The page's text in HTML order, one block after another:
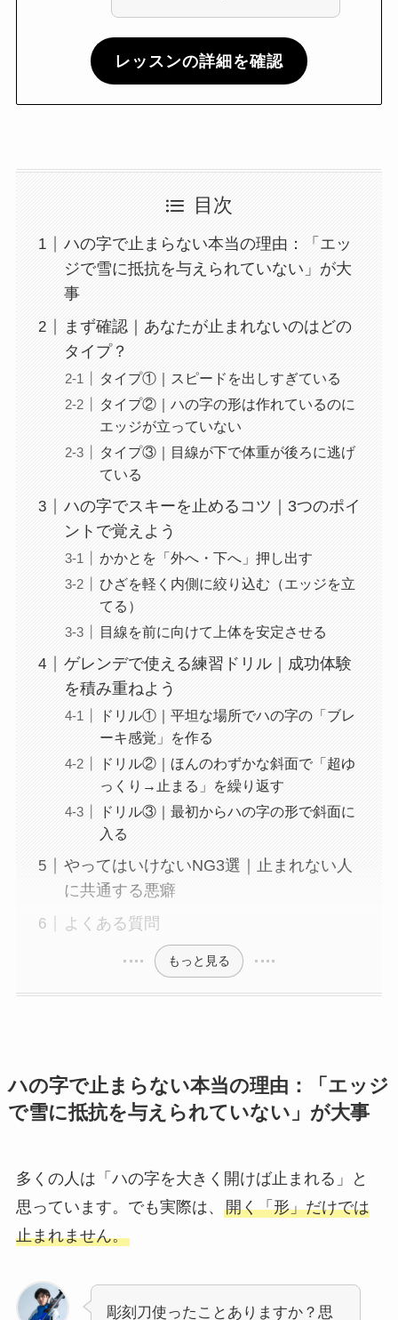
レッスンの詳細を確認
目次
ハの字で止まらない本当の理由：「エッ
ジで雪に抵抗を与えられていない」が大
事
まず確認｜あなたが止まれないのはどの
タイプ？
タイプ①｜スピードを出しすぎている
タイプ②｜ハの字の形は作れているのに
エッジが立っていない
タイプ③｜目線が下で体重が後ろに逃げ
ている
ハの字でスキーを止めるコツ｜3つのポイ
ントで覚えよう
かかとを「外へ・下へ」押し出す
ひざを軽く内側に絞り込む（エッジを立
てる）
目線を前に向けて上体を安定させる
ゲレンデで使える練習ドリル｜成功体験
を積み重ねよう
ドリル①｜平坦な場所でハの字の「ブレ
ーキ感覚」を作る
ドリル②｜ほんのわずかな斜面で「超ゆ
っくり→止まる」を繰り返す
ドリル③｜最初からハの字の形で斜面に
入る
やってはいけないNG3選｜止まれない人
に共通する悪癖
よくある質問
もっと見る
ハの字で止まらない本当の理由：「エッジ
で雪に抵抗を与えられていない」が大事
多くの人は「ハの字を大きく開けば止まれる」と
思っています。でも実際は、 開く「形」だけでは
止まれません。
彫刻刀使ったことありますか？思